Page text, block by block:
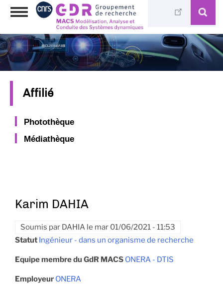
Aller
principal
Toggle
Affilié
Photothèque
Médiathèque
Karim DAHIA
Soumis par DAHIA le mar 01/06/2021 - 11:53
Statut Ingénieur - dans un organisme de recherche
Equipe membre du GdR MACS ONERA - DTIS
Employeur ONERA